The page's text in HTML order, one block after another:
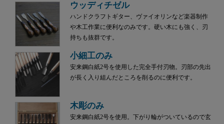
ウッディチゼル
ハンドクラフトギター、ヴァイオリンなど楽器制作
や木工作業に便利なのみです。硬い木にも強く、刃
持ちも抜群です。
小細工のみ
安来鋼白紙2号を使用した完全手付刃物。刃部の先出
が長く入り組んだところを削るのに便利です。
木彫のみ
安来鋼白紙2号を使用。下がり輪がついているので玄